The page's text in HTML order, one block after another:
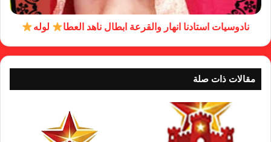
نادوسيات استادنا انهار والقرعة ابطال ناهد العطا لوله
مقالات ذات صلة